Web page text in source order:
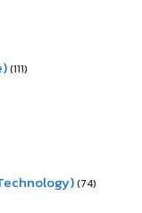
(111)
(74)